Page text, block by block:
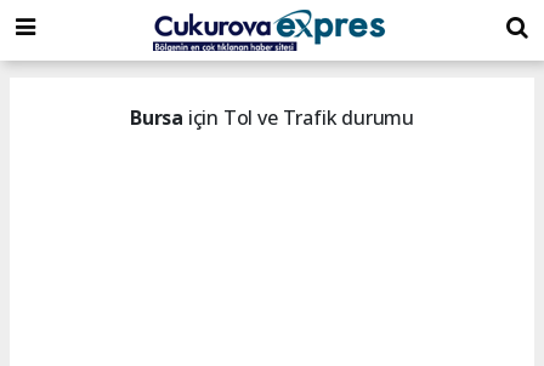
dini
chat
islami
chat
islami
sohbetler
Bursa için Tol ve Trafik durumu